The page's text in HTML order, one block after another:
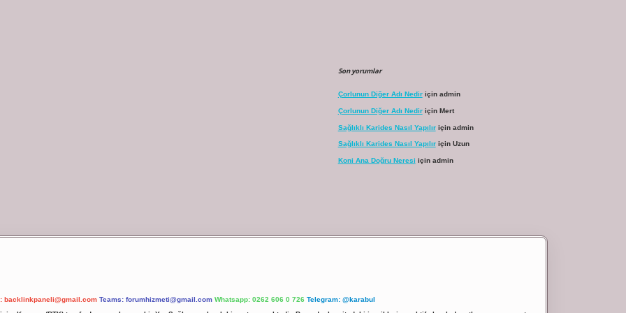
Son yorumlar
Çorlunun Diğer Adı Nediriçin admin
Çorlunun Diğer Adı Nediriçin Mert
Sağlıklı Karides Nasıl Yapılıriçin admin
Sağlıklı Karides Nasıl Yapılıriçin Uzun
Koni Ana Doğru Neresi için admin
backlinkpaneli@gmail.com Teams: forumhizmeti@gmail.com Whatsapp: 0262 606 0 726 Telegram: @karabul